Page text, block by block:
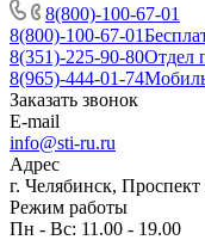
8(800)-100-67-01
8(800)-100-67-01
8(351)-225-90-80Отдел
8(965)-444-01-74
Заказать звонок
E-mail
info@sti-ru.ru
Адрес
г. Челябинск,
Режим работы
Пн - Вс: 11.00 - 19.00